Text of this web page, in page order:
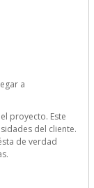
a
proyecto. Este
del cliente.
de verdad